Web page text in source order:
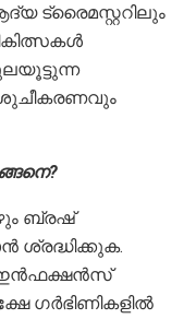
ട്രൈമസ്റ്ററിലും
ബ്രഷ്
ശ്രദ്ധിക്കുക.
ഇന്‍ഫക്ഷന്‍സ്
ഗര്‍ഭിണികളില്‍